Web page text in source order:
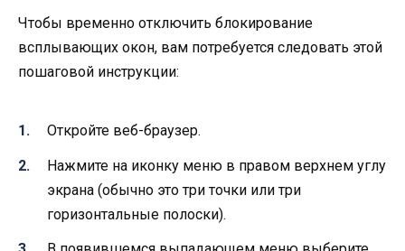
Чтобы временно отключить блокирование
всплывающих окон, вам потребуется следовать этой
пошаговой инструкции:
Откройте веб-браузер.
Нажмите на иконку меню в правом верхнем углу
экрана (обычно это три точки или три
горизонтальные полоски).